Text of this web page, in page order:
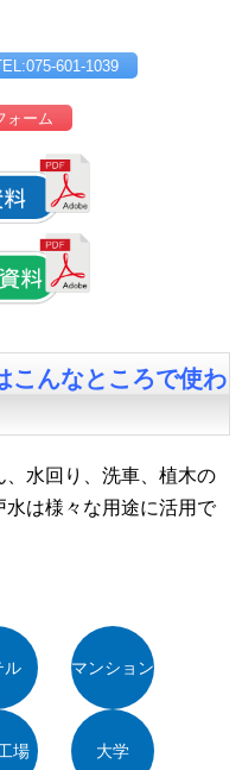
601-1039
ォーム
こんなところで使わ
水回り、洗車、植木の
は様々な用途に活用で
ル マンション
場 大学